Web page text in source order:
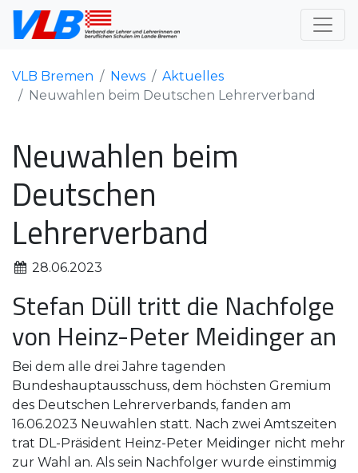
VLB Bremen News
Aktuelles
Neuwahlen beim Deutschen Lehrerverband
Neuwahlen beim
Deutschen
Lehrerverband
28.06.2023
Stefan Düll tritt die Nachfolge
von Heinz-Peter Meidinger an
Bei dem alle drei Jahre tagenden
Bundeshauptausschuss, dem höchsten Gremium
des Deutschen Lehrerverbands, fanden am
16.06.2023 Neuwahlen statt. Nach zwei Amtszeiten
trat DL-Präsident Heinz-Peter Meidinger nicht mehr
zur Wahl an. Als sein Nachfolger wurde einstimmig